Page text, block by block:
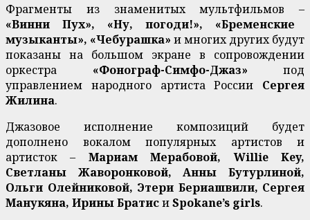
Фрагменты из знаменитых мультфильмов –
«Винни Пух», «Ну, погоди!», «Бременские
музыканты», «Чебурашка» и многих других будут
показаны на большом экране в сопровождении
оркестра «Фонограф-Симфо-Джаз» под
управлением народного артиста России Сергея
Жилина.
Джазовое исполнение композиций будет
дополнено вокалом популярных артистов и
артисток – Мариам Мерабовой, Willie Key,
Светланы Жаворонковой, Анны Бутурлиной,
Ольги Олейниковой, Этери Бериашвили, Сергея
Манукяна, Ирины БратисиSpokane’s girls.